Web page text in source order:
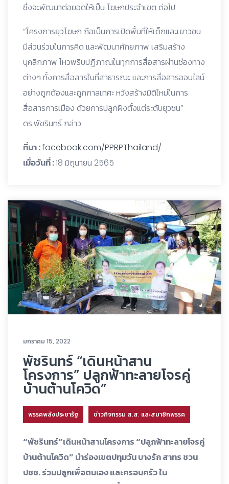
ซึ่งจะพัฒนาต่อยอดให้เป็น โฆษกประจำเขต ต่อไป
“โครงการยุวโฆษก ถือเป็นการเปิดพื้นที่ให้เด็กและเยาวชน
มีส่วนร่วมในการคิด และพัฒนาศักยภาพ เสริมสร้าง
บุคลิกภาพ ไหวพริบปฏิภาณในทุกการสื่อสารผ่านช่องทาง
ต่างๆ ทั้งการสื่อสารในที่สาธารณะ และการสื่อสารออนไลน์
อย่างถูกต้องและถูกกาลเทศะ หวังสร้างมิติใหม่ในการ
สื่อสารการเมือง ด้วยการปลูกฝังตั้งแต่ระดับยุวชน”
ดร.พัชรินทร์ กล่าว
ที่มา :facebook.com/PPRPThailand/
เมื่อวันที่ :18 มิถุนายน 2565
มกราคม 15, 2022
พัชรินทร์ “เดินหน้าสาน
โครงการ” ปลูกฟ้าทะลายโจรคู่
บ้านต้านโควิด”
พรรคพลังประชารัฐ ข่าวกิจกรรม ส.ส. และสมาชิกพรรค
“พัชรินทร์”เดินหน้าสานโครงการ “ปลูกฟ้าทะลายโจรคู่
บ้านต้านโควิด” นำร่องเขตปทุมวัน บางรัก สาทร ชวน
ปชช. ร่วมปลูกเพื่อตนเอง และครอบครัว ใน